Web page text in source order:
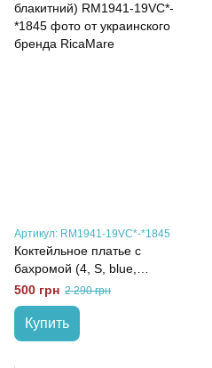
Артикул: RM1941-19VC*-*1845
Коктейльное платье с
бахромой (4, S, blue,
блакитний)
500 грн 2 290 грн
Купить